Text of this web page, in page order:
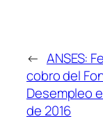
← ANSES:
cobro del
Desempleo
de 2016